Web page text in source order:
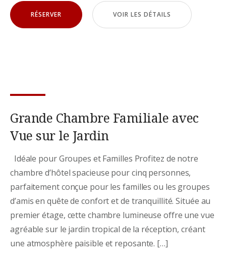
RÉSERVER VOIR LES DÉTAILS
Grande Chambre Familiale avec
Vue sur le Jardin
Idéale pour Groupes et Familles Profitez de notre
chambre d’hôtel spacieuse pour cinq personnes,
parfaitement conçue pour les familles ou les groupes
d’amis en quête de confort et de tranquillité. Située au
premier étage, cette chambre lumineuse offre une vue
agréable sur le jardin tropical de la réception, créant
une atmosphère paisible et reposante. […]